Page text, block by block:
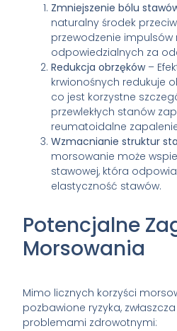
Zmniejszenie bólu
naturalny środek
przewodzenie impulsów
odpowiedzialnych za
Redukcja obrzęków–
krwionośnych redukuje
co jest korzystne
przewlekłych stanów
reumatoidalne
Wzmacnianie struktur
morsowanie może
stawowej, która
elastyczność stawów.
Potencjalne
Morsowania
Mimo licznych korzyści
pozbawione ryzyka,
problemami zdrowotnymi: